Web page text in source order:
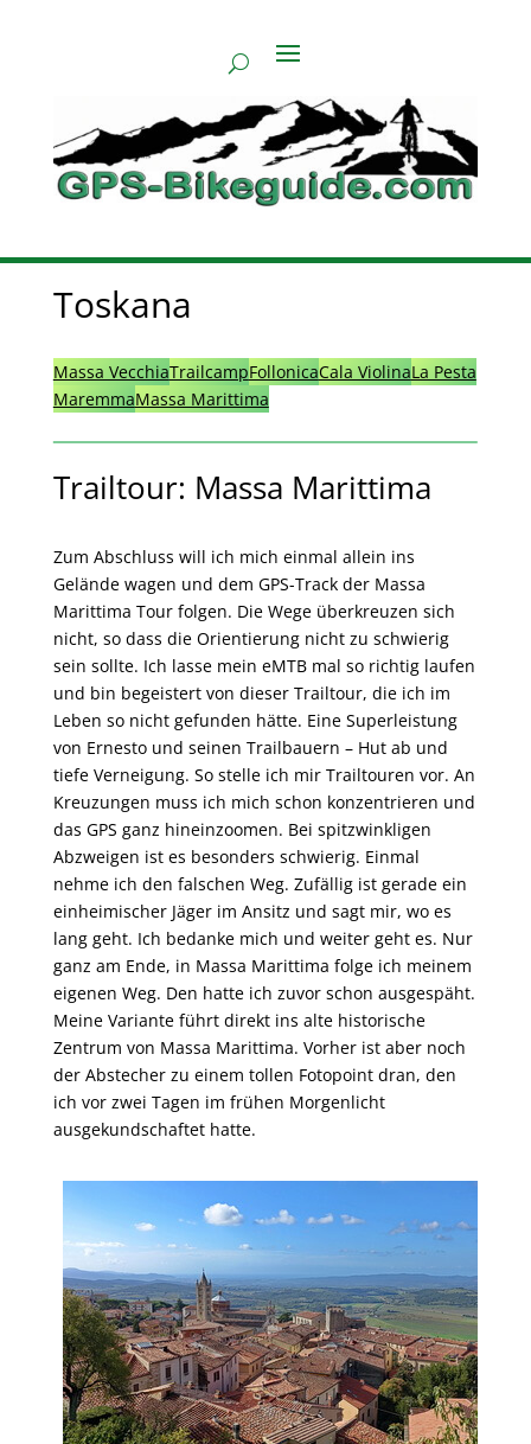
Toskana
Massa VecchiaTrailcampFollonicaCala ViolinaLa Pesta
MaremmaMassa Marittima
Trailtour: Massa Marittima
Zum Abschluss will ich mich einmal allein ins
Gelände wagen und dem GPS-Track der Massa
Marittima Tour folgen. Die Wege überkreuzen sich
nicht, so dass die Orientierung nicht zu schwierig
sein sollte. Ich lasse mein eMTB mal so richtig laufen
und bin begeistert von dieser Trailtour, die ich im
Leben so nicht gefunden hätte. Eine Superleistung
von Ernesto und seinen Trailbauern – Hut ab und
tiefe Verneigung. So stelle ich mir Trailtouren vor. An
Kreuzungen muss ich mich schon konzentrieren und
das GPS ganz hineinzoomen. Bei spitzwinkligen
Abzweigen ist es besonders schwierig. Einmal
nehme ich den falschen Weg. Zufällig ist gerade ein
einheimischer Jäger im Ansitz und sagt mir, wo es
lang geht. Ich bedanke mich und weiter geht es. Nur
ganz am Ende, in Massa Marittima folge ich meinem
eigenen Weg. Den hatte ich zuvor schon ausgespäht.
Meine Variante führt direkt ins alte historische
Zentrum von Massa Marittima. Vorher ist aber noch
der Abstecher zu einem tollen Fotopoint dran, den
ich vor zwei Tagen im frühen Morgenlicht
ausgekundschaftet hatte.